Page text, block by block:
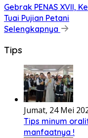
Gebrak PENAS XVII,
Tuai Pujian Petani
Selengkapnya
Tips
Jumat, 24 Mei
Tips minum
manfaatnya !